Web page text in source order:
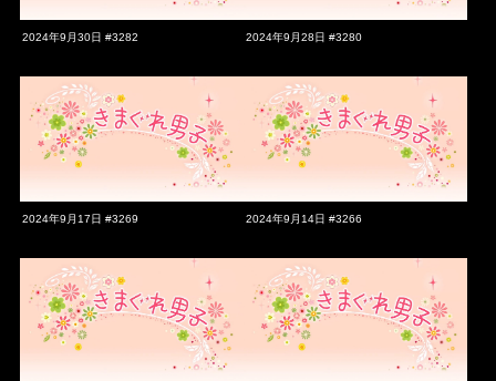
2024年9月30日 #3282 2024年9月28日 #3280
2024年9月17日 #3269 2024年9月14日 #3266